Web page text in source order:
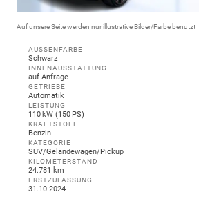
Auf unsere Seite werden nur illustrative Bilder/Farbe benutzt
AUSSENFARBE
Schwarz
INNENAUSSTATTUNG
auf Anfrage
GETRIEBE
Automatik
LEISTUNG
110 kW (150 PS)
KRAFTSTOFF
Benzin
KATEGORIE
SUV/Geländewagen/Pickup
KILOMETERSTAND
24.781 km
ERSTZULASSUNG
31.10.2024